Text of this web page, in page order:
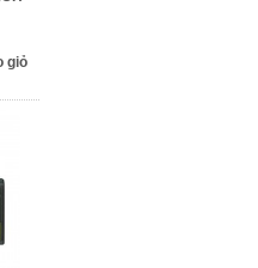
giỏ